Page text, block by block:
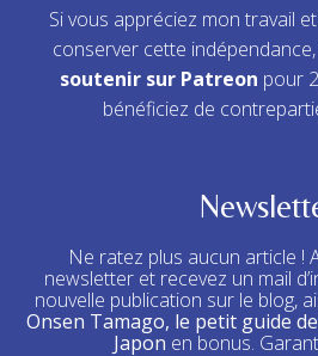
Si vous appréciez mon travail
conserver cette
soutenir sur Patreon pour
bénéficiez de
Ne ratez plus aucun article !
newsletter et recevez un mail
nouvelle publication sur le blog,
Onsen Tamago, le petit guide
Japon en bonus.